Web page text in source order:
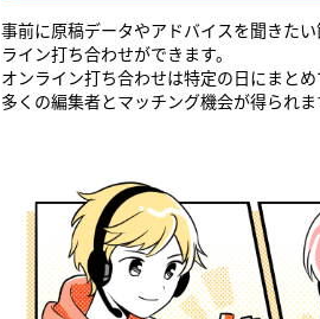
事前に原稿データやアドバイスを聞きた
ライン打ち合わせができます。
オンライン打ち合わせは特定の日にまと
多くの編集者とマッチング機会が得られま